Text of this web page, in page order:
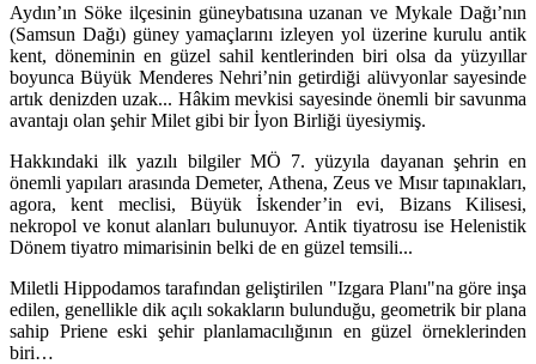
Aydın’ın Söke ilçesinin güneybatısına uzanan ve Mykale Dağı’nın
(Samsun Dağı) güney yamaçlarını izleyen yol üzerine kurulu antik
kent, döneminin en güzel sahil kentlerinden biri olsa da yüzyıllar
boyunca Büyük Menderes Nehri’nin getirdiği alüvyonlar sayesinde
artık denizden uzak... Hâkim mevkisi sayesinde önemli bir savunma
avantajı olan şehir Milet gibi bir İyon Birliği üyesiymiş.
Hakkındaki ilk yazılı bilgiler MÖ 7. yüzyıla dayanan şehrin en
önemli yapıları arasında Demeter, Athena, Zeus ve Mısır tapınakları,
agora, kent meclisi, Büyük İskender’in evi, Bizans Kilisesi,
nekropol ve konut alanları bulunuyor. Antik tiyatrosu ise Helenistik
Dönem tiyatro mimarisinin belki de en güzel temsili...
Miletli Hippodamos tarafından geliştirilen "Izgara Planı"na göre inşa
edilen, genellikle dik açılı sokakların bulunduğu, geometrik bir plana
sahip Priene eski şehir planlamacılığının en güzel örneklerinden
biri…